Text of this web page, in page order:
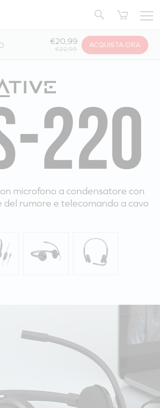
€22,99
€20,99 ACQUISTA ORA
microfono a condensatore con
del rumore e telecomando a cavo